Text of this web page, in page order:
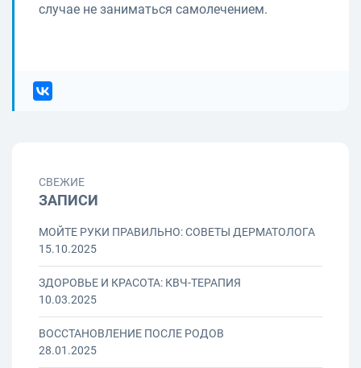
случае не заниматься самолечением.
СВЕЖИЕ
ЗАПИСИ
МОЙТЕ РУКИ ПРАВИЛЬНО: СОВЕТЫ ДЕРМАТОЛОГА
15.10.2025
ЗДОРОВЬЕ И КРАСОТА: КВЧ-ТЕРАПИЯ
10.03.2025
ВОССТАНОВЛЕНИЕ ПОСЛЕ РОДОВ
28.01.2025